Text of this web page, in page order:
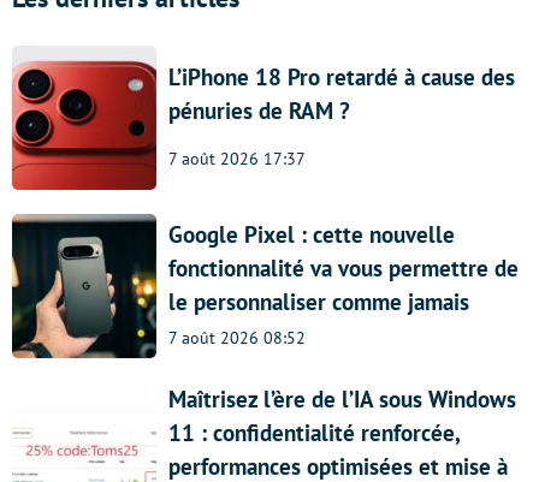
L’iPhone 18 Pro retardé à cause des
pénuries de RAM ?
7 août 2026 17:37
Google Pixel : cette nouvelle
fonctionnalité va vous permettre de
le personnaliser comme jamais
7 août 2026 08:52
Maîtrisez l’ère de l’IA sous Windows
11 : confidentialité renforcée,
performances optimisées et mise à